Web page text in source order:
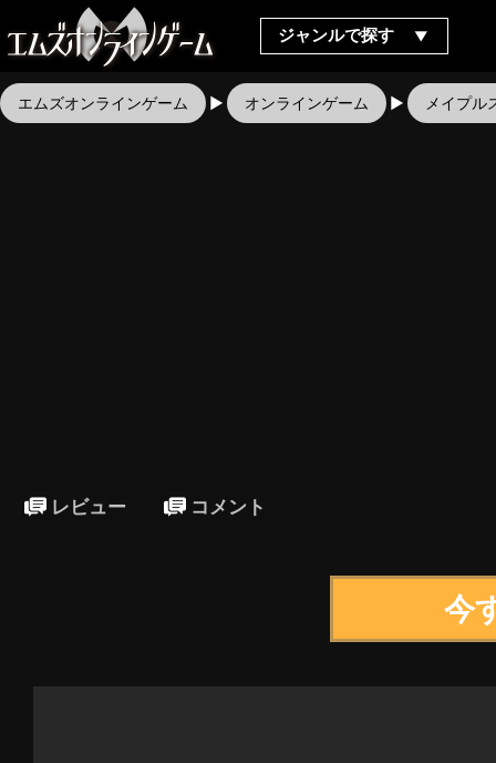
ジャンルで探す
エムズオンラインゲーム オンラインゲーム メイプル
レビュー コメント
今